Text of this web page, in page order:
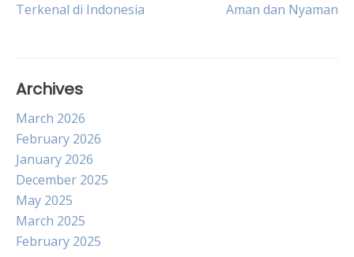
navigation
Terkenal di Indonesia
Aman dan Nyaman
Archives
March 2026
February 2026
January 2026
December 2025
May 2025
March 2025
February 2025